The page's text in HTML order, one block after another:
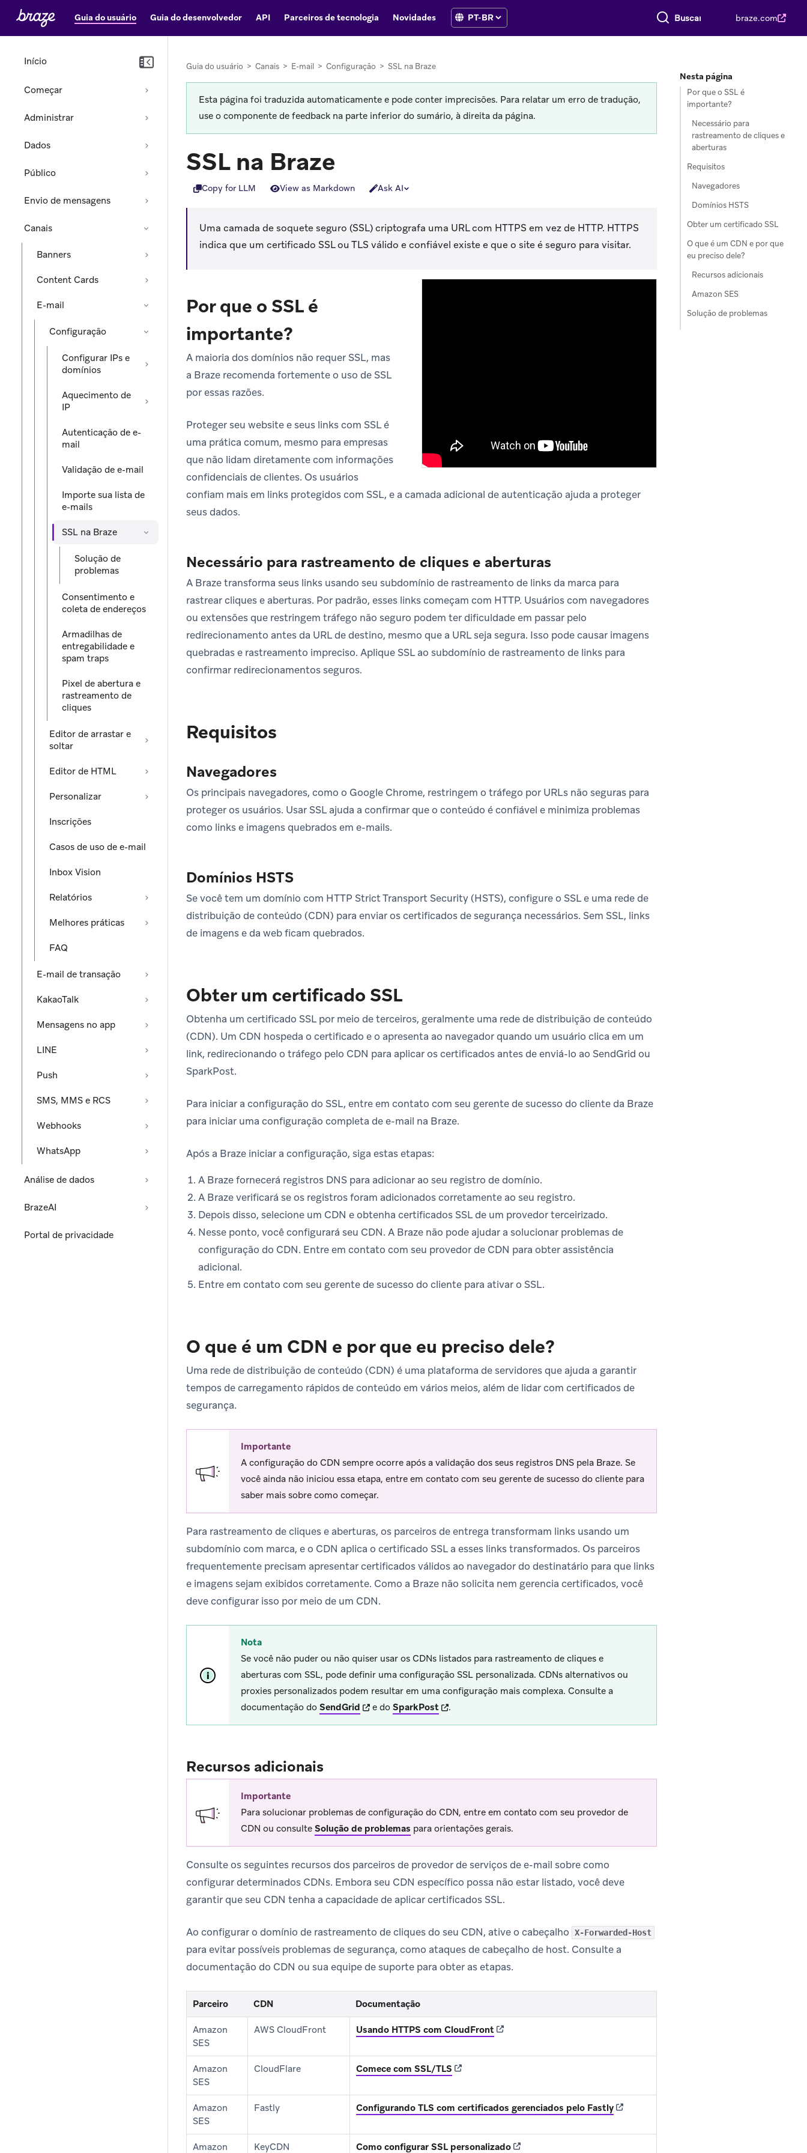
Guia do usuário Guia do desenvolvedor API Parceiros de tecnologia Novidades Buscar tudo braze.com
Início
Começar
Administrar
Dados
Público
Envio de mensagens
Canais
Banners
Content Cards
E-mail
Configuração
Configurar IPs e
domínios
Aquecimento de
IP
Autenticação de e-
mail
Validação de e-mail
Importe sua lista de
e-mails
SSL na Braze
Solução de
problemas
Consentimento e
coleta de endereços
Armadilhas de
entregabilidade e
spam traps
Pixel de abertura e
rastreamento de
cliques
Editor de arrastar e
soltar
Editor de HTML
Personalizar
Inscrições
Casos de uso de e-mail
Inbox Vision
Relatórios
Melhores práticas
FAQ
E-mail de transação
KakaoTalk
Mensagens no app
LINE
Push
SMS, MMS e RCS
Webhooks
WhatsApp
Análise de dados
BrazeAI
Portal de privacidade
Guia do usuário > Canais > E-mail > Configuração > SSL na Braze
Esta página foi traduzida automaticamente e pode conter imprecisões. Para relatar um erro de tradução,
use o componente de feedback na parte inferior do sumário, à direita da página.
SSL na Braze
Copy for LLM View as Markdown Ask AI
Uma camada de soquete seguro (SSL) criptografa uma URL com HTTPS em vez de HTTP. HTTPS
indica que um certificado SSL ou TLS válido e confiável existe e que o site é seguro para visitar.
Por que o SSL é
importante?
A maioria dos domínios não requer SSL, mas
a Braze recomenda fortemente o uso de SSL
por essas razões.
Proteger seu website e seus links com SSL é
uma prática comum, mesmo para empresas
que não lidam diretamente com informações
confidenciais de clientes. Os usuários
confiam mais em links protegidos com SSL, e a camada adicional de autenticação ajuda a proteger
seus dados.
Necessário para rastreamento de cliques e aberturas
A Braze transforma seus links usando seu subdomínio de rastreamento de links da marca para
rastrear cliques e aberturas. Por padrão, esses links começam com HTTP. Usuários com navegadores
ou extensões que restringem tráfego não seguro podem ter dificuldade em passar pelo
redirecionamento antes da URL de destino, mesmo que a URL seja segura. Isso pode causar imagens
quebradas e rastreamento impreciso. Aplique SSL ao subdomínio de rastreamento de links para
confirmar redirecionamentos seguros.
Requisitos
Navegadores
Os principais navegadores, como o Google Chrome, restringem o tráfego por URLs não seguras para
proteger os usuários. Usar SSL ajuda a confirmar que o conteúdo é confiável e minimiza problemas
como links e imagens quebrados em e-mails.
Domínios HSTS
Se você tem um domínio com HTTP Strict Transport Security (HSTS), configure o SSL e uma rede de
distribuição de conteúdo (CDN) para enviar os certificados de segurança necessários. Sem SSL, links
de imagens e da web ficam quebrados.
Obter um certificado SSL
Obtenha um certificado SSL por meio de terceiros, geralmente uma rede de distribuição de conteúdo
(CDN). Um CDN hospeda o certificado e o apresenta ao navegador quando um usuário clica em um
link, redirecionando o tráfego pelo CDN para aplicar os certificados antes de enviá-lo ao SendGrid ou
SparkPost.
Para iniciar a configuração do SSL, entre em contato com seu gerente de sucesso do cliente da Braze
para iniciar uma configuração completa de e-mail na Braze.
Após a Braze iniciar a configuração, siga estas etapas:
A Braze fornecerá registros DNS para adicionar ao seu registro de domínio.
A Braze verificará se os registros foram adicionados corretamente ao seu registro.
Depois disso, selecione um CDN e obtenha certificados SSL de um provedor terceirizado.
Nesse ponto, você configurará seu CDN. A Braze não pode ajudar a solucionar problemas de
configuração do CDN. Entre em contato com seu provedor de CDN para obter assistência
adicional.
Entre em contato com seu gerente de sucesso do cliente para ativar o SSL.
O que é um CDN e por que eu preciso dele?
Uma rede de distribuição de conteúdo (CDN) é uma plataforma de servidores que ajuda a garantir
tempos de carregamento rápidos de conteúdo em vários meios, além de lidar com certificados de
segurança.
Importante
A configuração do CDN sempre ocorre após a validação dos seus registros DNS pela Braze. Se
você ainda não iniciou essa etapa, entre em contato com seu gerente de sucesso do cliente para
saber mais sobre como começar.
Para rastreamento de cliques e aberturas, os parceiros de entrega transformam links usando um
subdomínio com marca, e o CDN aplica o certificado SSL a esses links transformados. Os parceiros
frequentemente precisam apresentar certificados válidos ao navegador do destinatário para que links
e imagens sejam exibidos corretamente. Como a Braze não solicita nem gerencia certificados, você
deve configurar isso por meio de um CDN.
Nota
Se você não puder ou não quiser usar os CDNs listados para rastreamento de cliques e
aberturas com SSL, pode definir uma configuração SSL personalizada. CDNs alternativos ou
proxies personalizados podem resultar em uma configuração mais complexa. Consulte a
documentação do SendGrid (opens in new tab)
e do SparkPost(opens in new tab)
.
Recursos adicionais
Importante
Para solucionar problemas de configuração do CDN, entre em contato com seu provedor de
CDN ou consulte Solução de problemas para orientações gerais.
Consulte os seguintes recursos dos parceiros de provedor de serviços de e-mail sobre como
configurar determinados CDNs. Embora seu CDN específico possa não estar listado, você deve
garantir que seu CDN tenha a capacidade de aplicar certificados SSL.
Ao configurar o domínio de rastreamento de cliques do seu CDN, ative o cabeçalho X-Forwarded-Host
para evitar possíveis problemas de segurança, como ataques de cabeçalho de host. Consulte a
documentação do CDN ou sua equipe de suporte para obter as etapas.
Parceiro CDN Documentação
Amazon
SES
AWS CloudFront Usando HTTPS com CloudFront(opens in new tab)
Amazon
SES
CloudFlare Comece com SSL/TLS (opens in new tab)
Amazon
SES
Fastly Configurando TLS com certificados gerenciados pelo Fastly(opens in new tab)
Amazon KeyCDN Como configurar SSL personalizado(opens in new tab)
Nesta página
Por que o SSL é
importante?
Necessário para
rastreamento de cliques e
aberturas
Requisitos
Navegadores
Domínios HSTS
Obter um certificado SSL
O que é um CDN e por que
eu preciso dele?
Recursos adicionais
Amazon SES
Solução de problemas